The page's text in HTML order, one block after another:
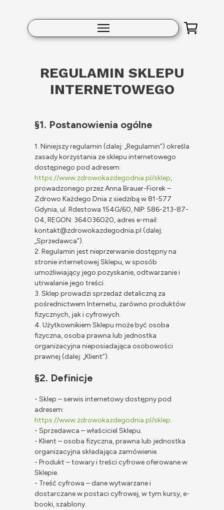
REGULAMIN SKLEPU
INTERNETOWEGO
§1. Postanowienia ogólne
1. Niniejszy regulamin (dalej: „Regulamin”) określa
zasady korzystania ze sklepu internetowego
dostępnego pod adresem:
https://www.zdrowokazdegodnia.pl/sklep,
prowadzonego przez Anna Brauer-Fiorek –
Zdrowo Każdego Dnia z siedzibą w 81-577
Gdynia, ul. Rdestowa 154G/60, NIP: 586-213-87-
04, REGON: 364036020, adres e-mail:
kontakt@zdrowokazdegodnia.pl (dalej:
„Sprzedawca”).
2. Regulamin jest nieprzerwanie dostępny na
stronie internetowej Sklepu, w sposób
umożliwiający jego pozyskanie, odtwarzanie i
utrwalanie jego treści.
3. Sklep prowadzi sprzedaż detaliczną za
pośrednictwem Internetu, zarówno produktów
fizycznych, jak i cyfrowych.
4. Użytkownikiem Sklepu może być osoba
fizyczna, osoba prawna lub jednostka
organizacyjna nieposiadająca osobowości
prawnej (dalej: „Klient”).
§2. Definicje
- Sklep – serwis internetowy dostępny pod
adresem:
https://www.zdrowokazdegodnia.pl/sklep.
- Sprzedawca – właściciel Sklepu.
- Klient – osoba fizyczna, prawna lub jednostka
organizacyjna składająca zamówienie.
- Produkt – towary i treści cyfrowe oferowane w
Sklepie.
- Treść cyfrowa – dane wytwarzane i
dostarczane w postaci cyfrowej, w tym kursy, e-
booki, szablony.